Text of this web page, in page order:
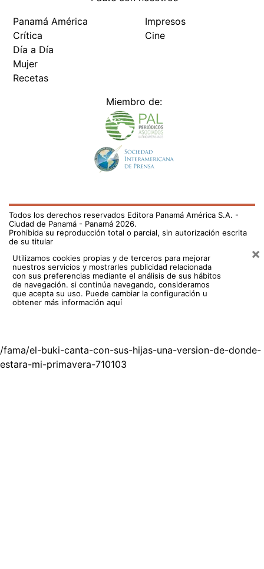
Crítica
Día a Día
Mujer
Recetas
Cine
Todos los derechos reservados Editora Panamá América S.A. -
Ciudad de Panamá - Panamá 2026.
Prohibida su reproducción total o parcial, sin autorización escrita
de su titular
Utilizamos cookies propias y de terceros para mejorar
nuestros servicios y mostrarles publicidad relacionada
con sus preferencias mediante el análisis de sus hábitos
de navegación. si continúa navegando, consideramos
que acepta su uso.Puede cambiar la configuración u
obtener más información aquí
estara-mi-primavera-710103